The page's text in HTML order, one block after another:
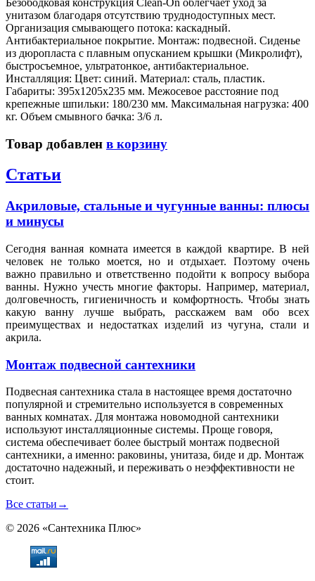
унитазом благодаря отсутствию труднодоступных мест.
Организация смывающего потока: каскадный.
Антибактериальное покрытие. Монтаж: подвесной. Сиденье
из дюропласта с плавным опусканием крышки (Микролифт),
быстросъемное, ультратонкое, антибактериальное.
Инсталляция: Цвет: синий. Материал: сталь, пластик.
Габариты: 395x1205x235 мм. Межосевое расстояние под
крепежные шпильки: 180/230 мм. Максимальная нагрузка: 400
кг. Объем смывного бачка: 3/6 л.
Товар добавлен в корзину
Статьи
Акриловые, стальные и чугунные ванны: плюсы
и минусы
Сегодня ванная комната имеется в каждой квартире. В ней
человек не только моется, но и отдыхает. Поэтому очень
важно правильно и ответственно подойти к вопросу выбора
ванны. Нужно учесть многие факторы. Например, материал,
долговечность, гигиеничность и комфортность. Чтобы знать
какую ванну лучше выбрать, расскажем вам обо всех
преимуществах и недостатках изделий из чугуна, стали и
акрила.
Монтаж подвесной сантехники
Подвесная сантехника стала в настоящее время достаточно
популярной и стремительно используется в современных
ванных комнатах. Для монтажа новомодной сантехники
используют инсталляционные системы. Проще говоря,
система обеспечивает более быстрый монтаж подвесной
сантехники, а именно: раковины, унитаза, биде и др. Монтаж
достаточно надежный, и переживать о неэффективности не
стоит.
Все статьи →
© 2026 «Сантехника Плюс»